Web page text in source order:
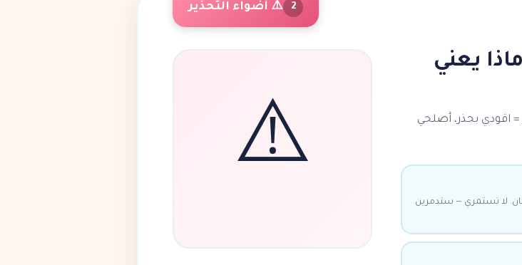
2 ⚠️ أضواء التحذير
يعني
اقودي بحذر، أصلحي
لا تستمري — ستدمرين
⚠️